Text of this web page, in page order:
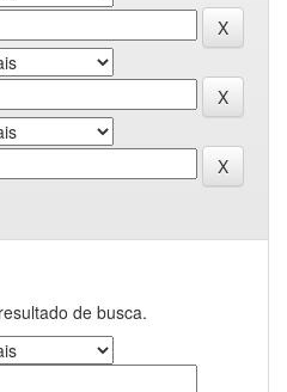
de busca.